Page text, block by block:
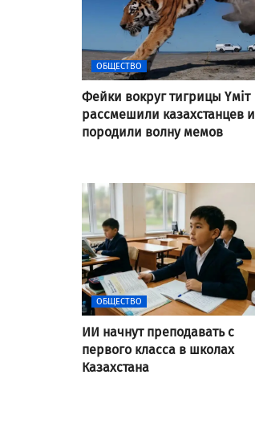
ОБЩЕСТВО
Фейки вокруг тигрицы Үміт
рассмешили казахстанцев и
породили волну мемов
ОБЩЕСТВО
ИИ начнут преподавать с
первого класса в школах
Казахстана